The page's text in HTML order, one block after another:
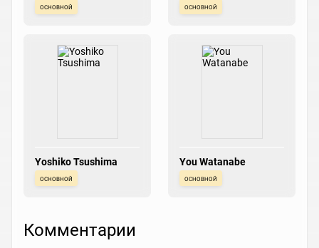
основной основной
Yoshiko Tsushima
основной
You Watanabe
основной
Комментарии